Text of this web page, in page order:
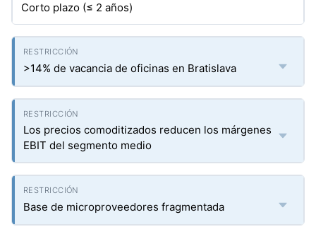
Corto plazo (≤ 2 años)
>14% de vacancia de oficinas en Bratislava
Los precios comoditizados reducen los márgenes
EBIT del segmento medio
Base de microproveedores fragmentada